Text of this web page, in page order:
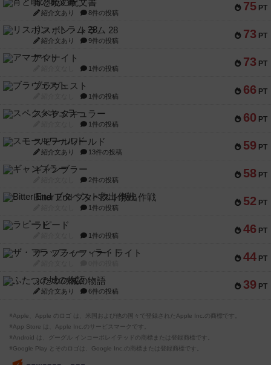
75 PT
宵と暁の呪文書
紹介文あり 8件の投稿
73 PT
リスボン・トラム 28
紹介文あり 9件の投稿
73 PT
アマナイト
1件の投稿
66 PT
ブラヴェスト
1件の投稿
60 PT
スペクタキュラー
1件の投稿
59 PT
スモールワールド
紹介文あり 13件の投稿
58 PT
ギャンブラー
2件の投稿
52 PT
Bitter End ブタペスト救出作戦
1件の投稿
46 PT
ラピード
1件の投稿
44 PT
ザ・フラッフィー・ライト
39 PT
ふたつの城の物語
紹介文あり 6件の投稿
※Apple、Apple のロゴ は、米国および他の国々で登録されたApple Inc.の商標です。
※App Store は、Apple Inc.のサービスマークです。
※Android は、グーグル インコーポレイテッドの商標または登録商標です。
※Google Play とそのロゴは、Google Inc.の商標または登録商標です。